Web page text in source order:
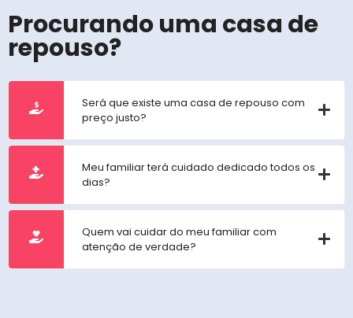
Procurando uma casa de
repouso?
Será que existe uma casa de repouso com
preço justo?
Meu familiar terá cuidado dedicado todos os
dias?
Quem vai cuidar do meu familiar com
atenção de verdade?